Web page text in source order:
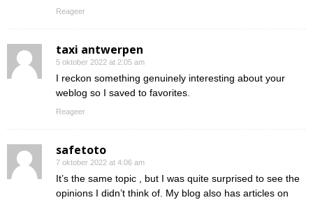
Reageer
taxi antwerpen
5 oktober 2022 at 2:05 am
I reckon something genuinely interesting about your
weblog so I saved to favorites.
Reageer
safetoto
7 oktober 2022 at 4:06 am
It’s the same topic , but I was quite surprised to see the
opinions I didn’t think of. My blog also has articles on